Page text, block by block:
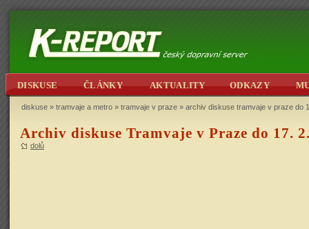
DISKUSE ČLÁNKY AKTUALITY ODKAZY
diskuse » tramvaje a metro » tramvaje v praze » archiv diskuse tramvaje v praze do
Archiv diskuse Tramvaje v Praze do 17.
dolů